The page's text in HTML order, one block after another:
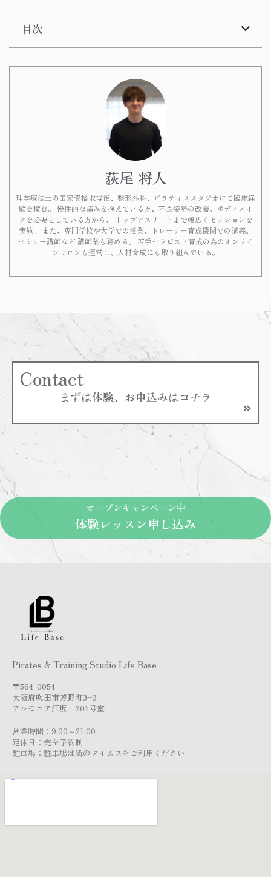
目次
荻尾 将人
理学療法士の国家資格取得後、整形外科、ピラティススタジオにて臨床経
験を積む。 慢性的な痛みを抱えている方、不良姿勢の改善、ボディメイ
クを必要としている方から、 トップアスリートまで幅広くセッションを
実施。 また、専門学校や大学での授業、トレーナー育成機関での講義、
セミナー講師など 講師業も務める。 若手セラピスト育成の為のオンライ
ンサロンも運営し、人材育成にも取り組んでいる。
Contact
まずは体験、お申込みはコチラ
オープンキャンペーン中
体験レッスン申し込み
Pirates & Training Studio Life Base
〒564-0054
大阪府吹田市芳野町3–3
アルモニア江坂 201号室
営業時間：9:00～21:00
定休日：完全予約制
駐車場：駐車場は隣のタイムスをご利用ください